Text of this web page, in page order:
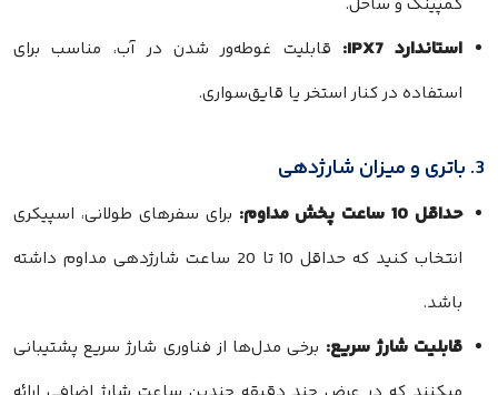
کمپینگ و ساحل.
استاندارد IPX7:
قابلیت غوطه‌ور شدن در آب، مناسب برای
استفاده در کنار استخر یا قایق‌سواری.
3. باتری و میزان شارژدهی
حداقل 10 ساعت پخش مداوم:
برای سفرهای طولانی، اسپیکری
انتخاب کنید که حداقل 10 تا 20 ساعت شارژدهی مداوم داشته
باشد.
قابلیت شارژ سریع: برخی مدل‌ها از فناوری شارژ سریع پشتیبانی